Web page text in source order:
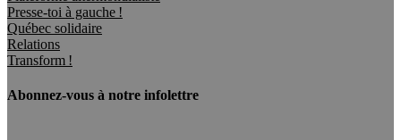
Presse-toi à gauche !
Québec solidaire
Relations
Transform !
Abonnez-vous à notre infolettre